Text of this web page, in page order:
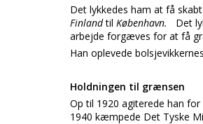
Det lykkedes ham at få
Finlandtil København.
Det
arbejde forgæves for at få
Han oplevede
Holdningen til grænsen
Op til 1920 agiterede han
1940 kæmpede Det Tyske